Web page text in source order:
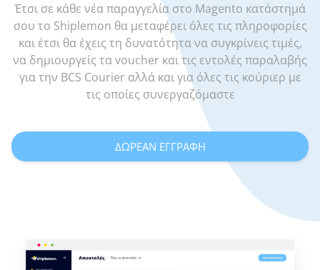
Έτσι σε κάθε νέα παραγγελία στο Magento κατάστημά
σου το Shiplemon θα μεταφέρει όλες τις πληροφορίες
και έτσι θα έχεις τη δυνατότητα να συγκρίνεις τιμές,
να δημιουργείς τα voucher και τις εντολές παραλαβής
για την BCS Courier αλλά και για όλες τις κούριερ με
τις οποίες συνεργαζόμαστε
ΔΩΡΕΑΝ ΕΓΓΡΑΦΗ